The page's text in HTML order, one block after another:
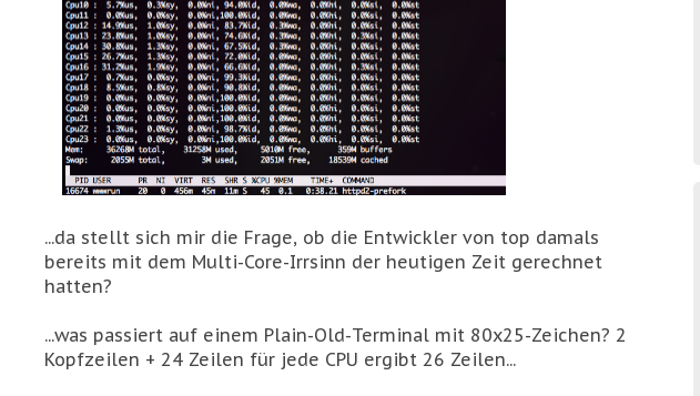
...da stellt sich mir die Frage, ob die Entwickler von top damals
bereits mit dem Multi-Core-Irrsinn der heutigen Zeit gerechnet
hatten?
...was passiert auf einem Plain-Old-Terminal mit 80x25-Zeichen? 2
Kopfzeilen + 24 Zeilen für jede CPU ergibt 26 Zeilen...